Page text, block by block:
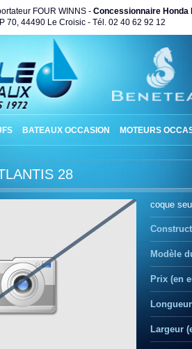
FOUR WINNS - Concessionnaire Honda
70, 44490 Le Croisic - Tél. 02 40 62 92 12
BATEAUX OCCASION MOTEURS
28
coque
Modèle
Prix (en
Largeur